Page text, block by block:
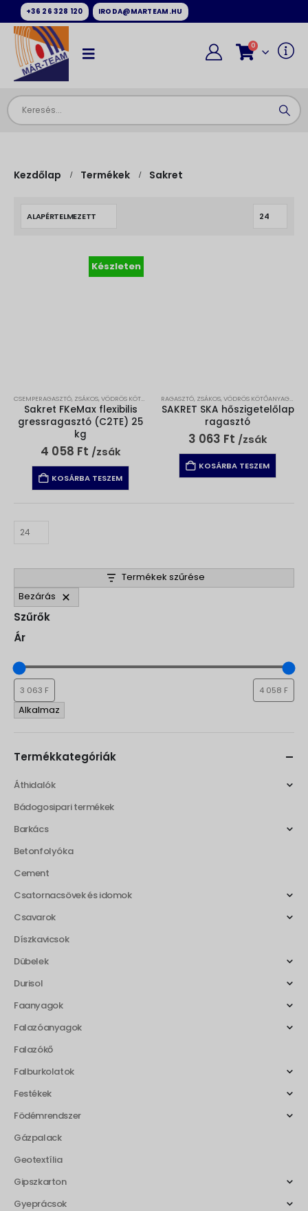
+36 26 328 120 IRODA@MARTEAM.HU
0
Kezdőlap Termékek Sakret
Készleten
CSEMPERAGASZTÓ, ZSÁKOS, VÖDRÖS KÖTŐANYAGOK
Sakret FKeMax flexibilis
gressragasztó (C2TE) 25
kg
4 058 Ft /zsák
KOSÁRBA TESZEM
RAGASZTÓ, ZSÁKOS, VÖDRÖS KÖTŐANYAGOK
SAKRET SKA hőszigetelőlap
ragasztó
3 063 Ft /zsák
KOSÁRBA TESZEM
Termékek szűrése
Bezárás
Szűrők
Ár
Alkalmaz
Termékkategóriák
Áthidalók
Bádogosipari termékek
Barkács
Betonfolyóka
Cement
Csatornacsövek és idomok
Csavarok
Díszkavicsok
Dübelek
Durisol
Faanyagok
Falazóanyagok
Falazókő
Falburkolatok
Festékek
Födémrendszer
Gázpalack
Geotextília
Gipszkarton
Gyeprácsok